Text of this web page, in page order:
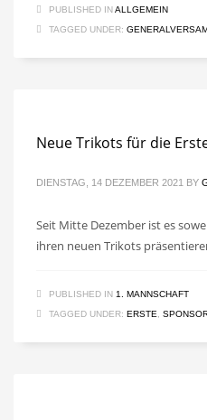
PUBLISHED INALLGEMEIN
TAGGED UNDER:
Neue Trikots für die
DIENSTAG, 14 DEZEMBER 2021 BY
Seit Mitte Dezember ist es
ihren neuen Trikots
PUBLISHED IN 1. MANNSCHAFT
TAGGED UNDER: ERSTE